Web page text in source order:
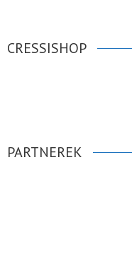
CRESSISHOP
PARTNEREK